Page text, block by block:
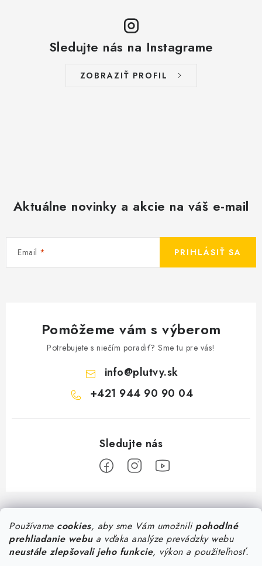
Používame cookies, aby sme Vám umožnilipohodlné
prehliadanie webua vďaka analýze prevádzky webu
neustále zlepšovali jeho funkcie, výkon a použiteľnosť.
Sledujte nás na Instagrame
ZOBRAZIŤ PROFIL
Aktuálne novinky a akcie na váš e-mail
Email PRIHLÁSIŤ SA
Pomôžeme vám s výberom
Potrebujete s niečím poradiť? Sme tu pre vás!
info@plutvy.sk
+421 944 90 90 04
Z
á
Predajňa Plutvy.sk
Pon - Pia 8:30 - 17:00
Šustekova 45, Bratislava
Všetko o nákupe